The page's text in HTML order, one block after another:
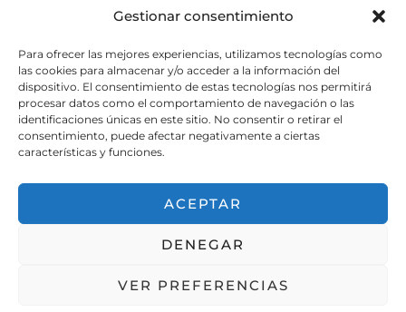
Gestionar consentimiento
Para ofrecer las mejores experiencias, utilizamos tecnologías como
las cookies para almacenar y/o acceder a la información del
dispositivo. El consentimiento de estas tecnologías nos permitirá
procesar datos como el comportamiento de navegación o las
identificaciones únicas en este sitio. No consentir o retirar el
consentimiento, puede afectar negativamente a ciertas
características y funciones.
ACEPTAR
DENEGAR
VER PREFERENCIAS
Carretera del Palau nº 6
Sant Andreu de la Barca.
+34 93 653 20 15
elpalauvell@elpalauvell.com
Treballa amb nosaltres